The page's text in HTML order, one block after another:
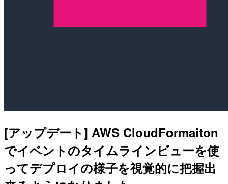
[アップデート] AWS CloudFormaiton
でイベントのタイムラインビューを使
ってデプロイの様子を視覚的に把握出